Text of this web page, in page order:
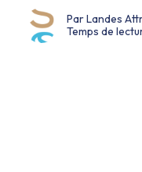
près de chez vous.
motivation au
Par Landes
Temps de